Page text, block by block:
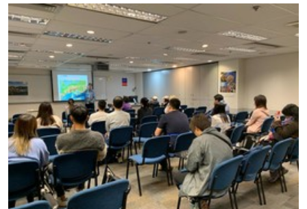
(WeChat Pay) 或支付寶(Alipay)
申請人可親臨學院任何一所報名中心，以現金、「易
辦事」、微信支付（WeChat Pay）或支付寶
（Alipay） 繳付學費。
2. 支票或銀行本票
如以劃線支票或銀行本票繳付，抬頭請註明「香港大
學專業進修學院」。支票背面請寫上課程名稱及申請
人姓名。 閣下可：
親臨學院各報名中心遞交劃線支票、報名表格及有關